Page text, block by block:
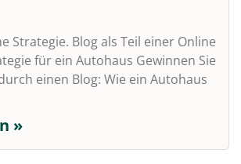
Strategie. Blog als Teil einer Online
für ein Autohaus Gewinnen Sie
einen Blog: Wie ein Autohaus
»